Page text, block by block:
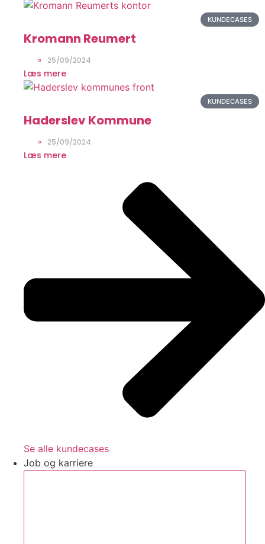
KUNDECASES
Kromann Reumert
25/09/2024
Læs mere
KUNDECASES
Haderslev Kommune
25/09/2024
Læs mere
Se alle kundecases
Job og karriere